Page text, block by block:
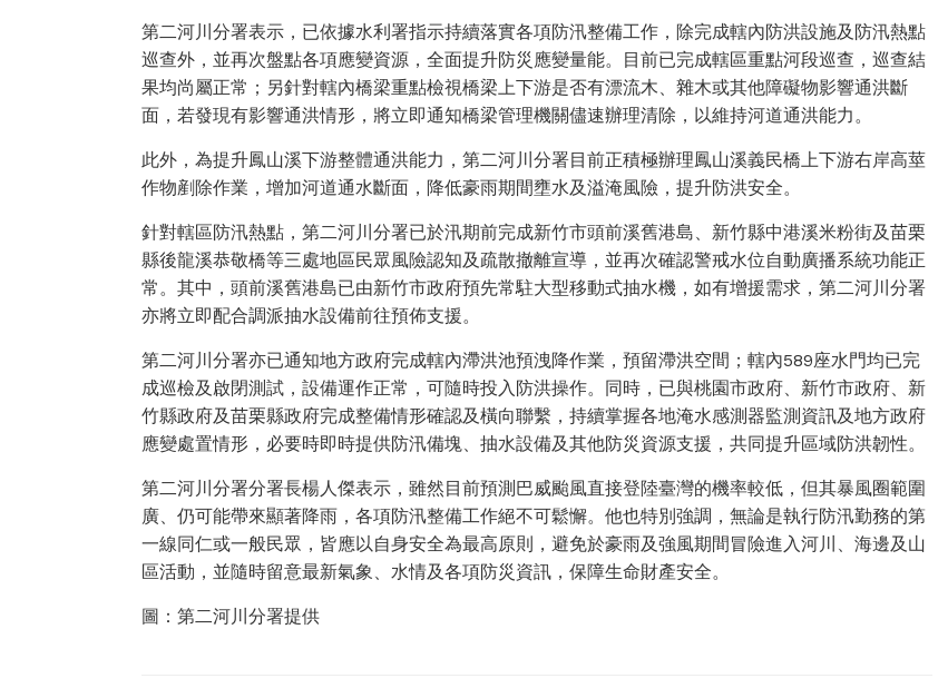
第二河川分署表示，已依據水利署指示持續落實各項防汛整備工作，除完成轄內防洪設施及防汛熱點
巡查外，並再次盤點各項應變資源，全面提升防災應變量能。目前已完成轄區重點河段巡查，巡查結
果均尚屬正常；另針對轄內橋梁重點檢視橋梁上下游是否有漂流木、雜木或其他障礙物影響通洪斷
面，若發現有影響通洪情形，將立即通知橋梁管理機關儘速辦理清除，以維持河道通洪能力。
此外，為提升鳳山溪下游整體通洪能力，第二河川分署目前正積極辦理鳳山溪義民橋上下游右岸高莖
作物剷除作業，增加河道通水斷面，降低豪雨期間壅水及溢淹風險，提升防洪安全。
針對轄區防汛熱點，第二河川分署已於汛期前完成新竹市頭前溪舊港島、新竹縣中港溪米粉街及苗栗
縣後龍溪恭敬橋等三處地區民眾風險認知及疏散撤離宣導，並再次確認警戒水位自動廣播系統功能正
常。其中，頭前溪舊港島已由新竹市政府預先常駐大型移動式抽水機，如有增援需求，第二河川分署
亦將立即配合調派抽水設備前往預佈支援。
第二河川分署亦已通知地方政府完成轄內滯洪池預洩降作業，預留滯洪空間；轄內589座水門均已完
成巡檢及啟閉測試，設備運作正常，可隨時投入防洪操作。同時，已與桃園市政府、新竹市政府、新
竹縣政府及苗栗縣政府完成整備情形確認及橫向聯繫，持續掌握各地淹水感測器監測資訊及地方政府
應變處置情形，必要時即時提供防汛備塊、抽水設備及其他防災資源支援，共同提升區域防洪韌性。
第二河川分署分署長楊人傑表示，雖然目前預測巴威颱風直接登陸臺灣的機率較低，但其暴風圈範圍
廣、仍可能帶來顯著降雨，各項防汛整備工作絕不可鬆懈。他也特別強調，無論是執行防汛勤務的第
一線同仁或一般民眾，皆應以自身安全為最高原則，避免於豪雨及強風期間冒險進入河川、海邊及山
區活動，並隨時留意最新氣象、水情及各項防災資訊，保障生命財產安全。
圖：第二河川分署提供